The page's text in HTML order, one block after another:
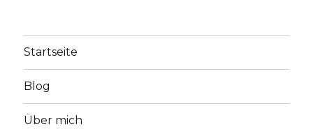
Startseite
Blog
Über mich